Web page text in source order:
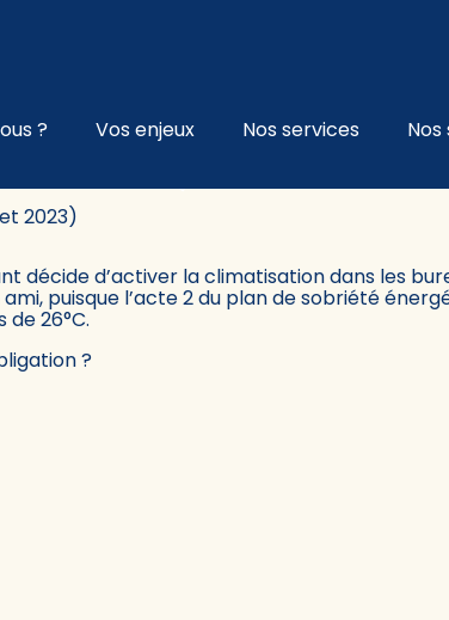
? Vos enjeux Nos services
: L'ÉTÉ
2023)
décide d’activer la climatisation dans les
ami, puisque l’acte 2 du plan de sobriété
26°C.
?